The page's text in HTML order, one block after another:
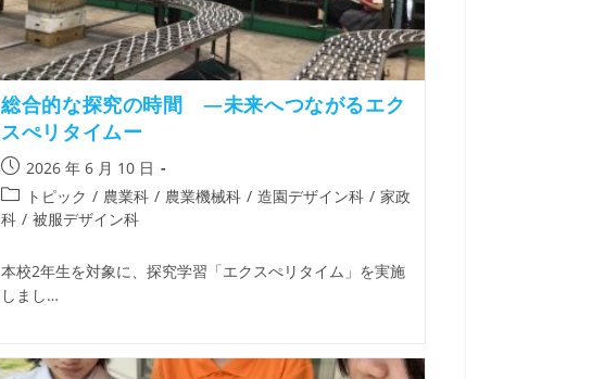
総合的な探究の時間 ―未来へつながるエク
スぺリタイムー
2026 年 6 月 10 日
トピック / 農業科 / 農業機械科 / 造園デザイン科 / 家政
科 / 被服デザイン科
本校2年生を対象に、探究学習「エクスぺリタイム」を実施
しまし…